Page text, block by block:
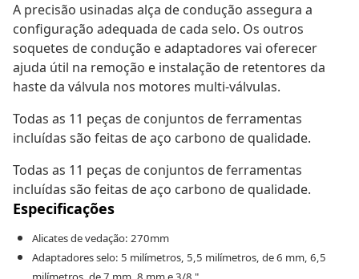
A precisão usinadas alça de condução assegura a
configuração adequada de cada selo. Os outros
soquetes de condução e adaptadores vai oferecer
ajuda útil na remoção e instalação de retentores da
haste da válvula nos motores multi-válvulas.
Todas as 11 peças de conjuntos de ferramentas
incluídas são feitas de aço carbono de qualidade.
Todas as 11 peças de conjuntos de ferramentas
incluídas são feitas de aço carbono de qualidade.
Especificações
Alicates de vedação: 270mm
Adaptadores selo: 5 milímetros, 5,5 milímetros, de 6 mm, 6,5